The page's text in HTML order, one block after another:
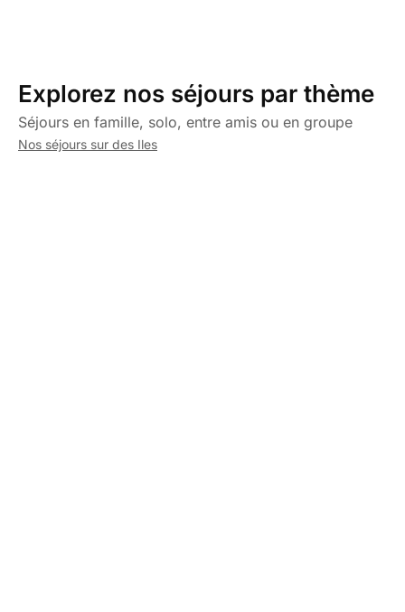
Explorez nos séjours par thème
Séjours en famille, solo, entre amis ou en groupe
Nos séjours sur des Iles